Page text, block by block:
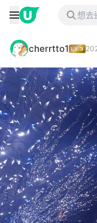
cherrtto1